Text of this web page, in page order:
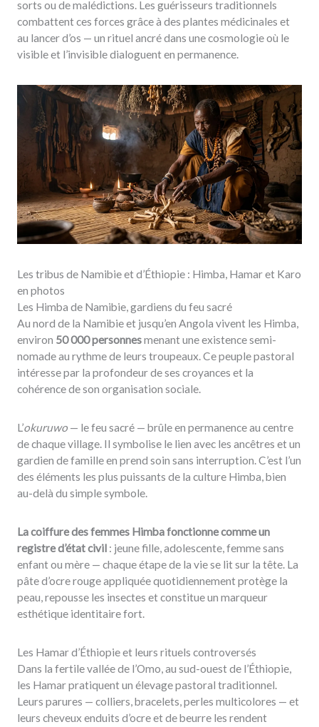
sorts ou de malédictions. Les guérisseurs traditionnels
combattent ces forces grâce à des plantes médicinales et
au lancer d’os — un rituel ancré dans une cosmologie où le
visible et l’invisible dialoguent en permanence.
Les tribus de Namibie et d’Éthiopie : Himba, Hamar et Karo
en photos
Les Himba de Namibie, gardiens du feu sacré
Au nord de la Namibie et jusqu’en Angola vivent les Himba,
environ 50 000 personnesmenant une existence semi-
nomade au rythme de leurs troupeaux. Ce peuple pastoral
intéresse par la profondeur de ses croyances et la
cohérence de son organisation sociale.
L’okuruwo— le feu sacré — brûle en permanence au centre
de chaque village. Il symbolise le lien avec les ancêtres et un
gardien de famille en prend soin sans interruption. C’est l’un
des éléments les plus puissants de la culture Himba, bien
au-delà du simple symbole.
La coiffure des femmes Himba fonctionne comme un
registre d’état civil: jeune fille, adolescente, femme sans
enfant ou mère — chaque étape de la vie se lit sur la tête. La
pâte d’ocre rouge appliquée quotidiennement protège la
peau, repousse les insectes et constitue un marqueur
esthétique identitaire fort.
Les Hamar d’Éthiopie et leurs rituels controversés
Dans la fertile vallée de l’Omo, au sud-ouest de l’Éthiopie,
les Hamar pratiquent un élevage pastoral traditionnel.
Leurs parures — colliers, bracelets, perles multicolores — et
leurs cheveux enduits d’ocre et de beurre les rendent